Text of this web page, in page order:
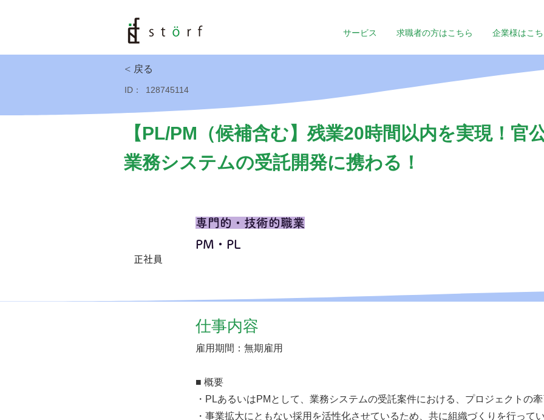
サービス 求職者の方はこちら 企業様はこ
< 戻る
ID： 128745114
【PL/PM（候補含む】残業20時間以内を実現！官
業務システムの受託開発に携わる！
正社員
専門的・技術的職業
PM・PL
仕事内容
雇用期間：無期雇用
■ 概要
・PLあるいはPMとして、業務システムの受託案件における、プロジェクトの
・事業拡大にともない採用を活性化させているため、共に組織づくりを行って